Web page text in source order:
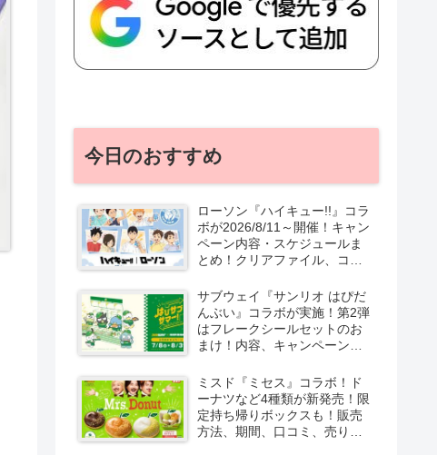
今日のおすすめ
ローソン『ハイキュー!!』コラ
ボが2026/8/11～開催！キャン
ペーン内容・スケジュールま
とめ！クリアファイル、コー
ッズ販売も！
サブウェイ『サンリオ はぴだ
んぶい』コラボが実施！第2弾
はフレークシールセットのお
まけ！内容、キャンペーンま
ミスド『ミセス』コラボ！ド
ーナツなど4種類が新発売！限
定持ち帰りボックスも！販売
方法、期間、口コミ、売り切